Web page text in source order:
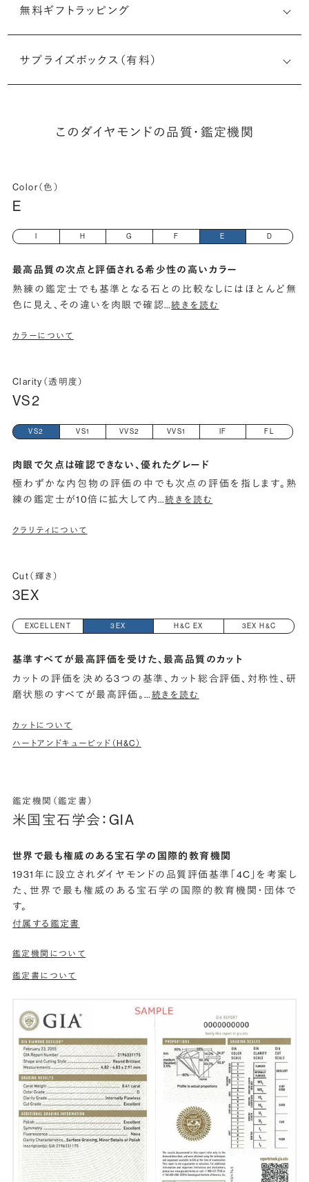
無料ギフトラッピング
サプライズボックス（有料）
このダイヤモンドの品質・鑑定機関
Color（色）
E
H G F E D
最高品質の次点と評価される希少性の高いカラー
熟練の鑑定士でも基準となる石との比較なしにはほとんど無
色に見え、その違いを肉眼で確認…続きを読む
カラーについて
Clarity（透明度）
VS2
VS2 VS1 VVS2 VVS1 IF FL
肉眼で欠点は確認できない、優れたグレード
極わずかな内包物の評価の中でも次点の評価を指します。熟
練の鑑定士が10倍に拡大して内…続きを読む
クラリティについて
Cut（輝き）
3EX
EXCELLENT 3EX H&C EX 3EX H&C
基準すべてが最高評価を受けた、最高品質のカット
カットの評価を決める3つの基準、カット総合評価、対称性、研
磨状態のすべてが最高評価。…続きを読む
カットについて
ハートアンドキューピッド（H&C）
鑑定機関（鑑定書）
米国宝石学会：GIA
世界で最も権威のある宝石学の国際的教育機関
1931年に設立されダイヤモンドの品質評価基準「4C」を考案し
た、世界で最も権威のある宝石学の国際的教育機関・団体で
す。
付属する鑑定書
鑑定機関について
鑑定書について